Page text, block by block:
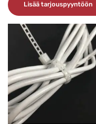
Lisää tarjouspyyntöön